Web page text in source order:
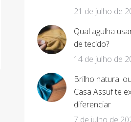
21 de julho de
Qual agulha
de tecido?
14 de julho de
Brilho natural
Casa Assuf te
diferenciar
7 de julho de